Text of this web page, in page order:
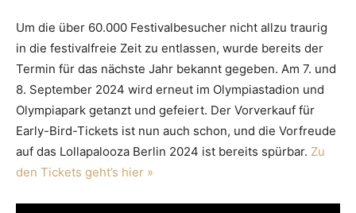
Um die über 60.000 Festivalbesucher nicht allzu traurig
in die festivalfreie Zeit zu entlassen, wurde bereits der
Termin für das nächste Jahr bekannt gegeben. Am 7. und
8. September 2024 wird erneut im Olympiastadion und
Olympiapark getanzt und gefeiert. Der Vorverkauf für
Early-Bird-Tickets ist nun auch schon, und die Vorfreude
auf das Lollapalooza Berlin 2024 ist bereits spürbar. Zu
den Tickets geht’s hier »